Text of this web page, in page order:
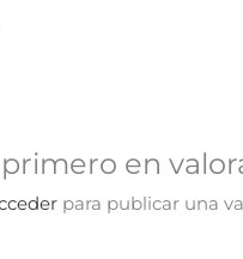
en
para publicar una